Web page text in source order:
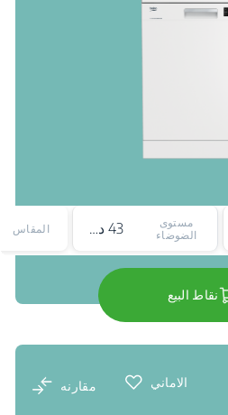
مستوى
الضوضاء
43 ديسيبل المقاس
نقاط البيع
الاماني مقارنه